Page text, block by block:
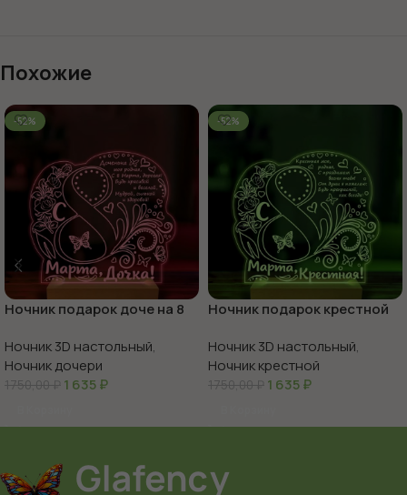
Похожие
-52%
Ночник подарок доче на 8
Ночник 3D настольный,
Ночник дочери
1750,00₽ 1 635₽
-52%
Ночник подарок крестной
Ночник 3D настольный,
Ночник крестной
1750,00₽ 1 635₽